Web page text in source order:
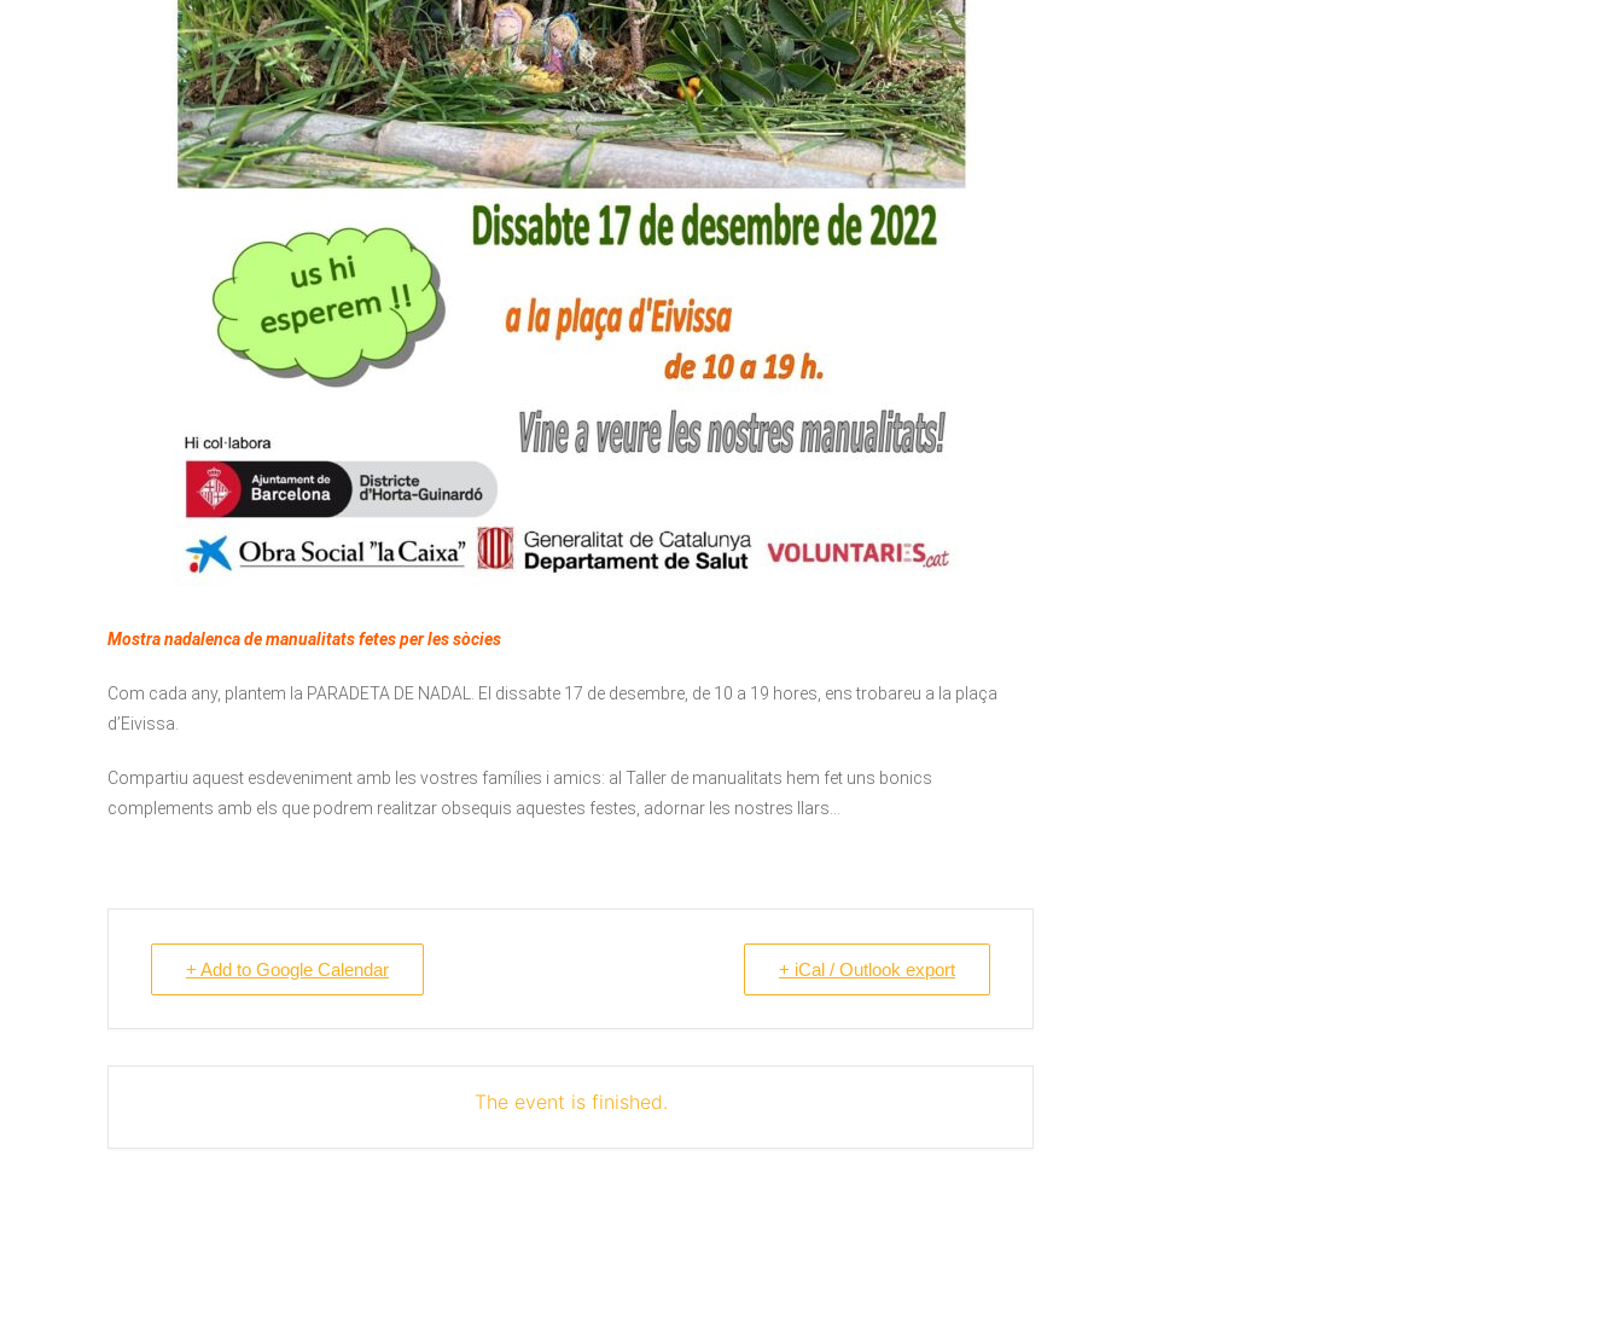
Mostra nadalenca de manualitats fetes per les sòcies
Com cada any, plantem la PARADETA DE NADAL. El dissabte 17 de desembre, de 10 a 19 hores, ens trobareu a la plaça
d’Eivissa.
Compartiu aquest esdeveniment amb les vostres famílies i amics: al Taller de manualitats hem fet uns bonics
complements amb els que podrem realitzar obsequis aquestes festes, adornar les nostres llars…
+ Add to Google Calendar + iCal / Outlook export
The event is finished.